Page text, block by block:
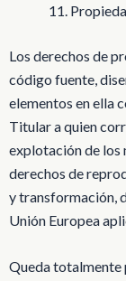
Los derechos de
código fuente,
elementos en ella
Titular a quien
explotación de los
derechos de
y transformación,
Unión Europea
Queda